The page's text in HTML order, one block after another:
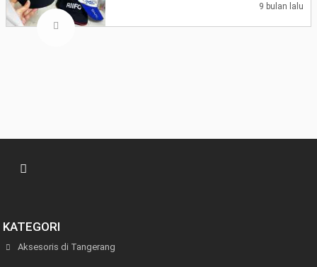
9 bulan lalu
KATEGORI
Aksesoris di Tangerang